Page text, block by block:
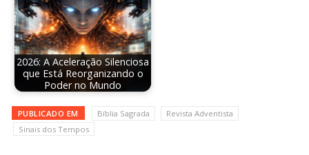
2026: A Aceleração Silenciosa
que Está Reorganizando o
Poder no Mundo
PUBLICADO EM Bíblia Sagrada
Revista Adventista
Sinais dos Tempos